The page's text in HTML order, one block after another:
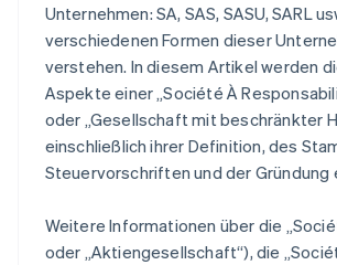
Unternehmen: SA, SAS, SASU, SARL
verschiedenen Formen dieser
verstehen. In diesem Artikel werden
Aspekte einer „Société À
oder „Gesellschaft mit beschränkter
einschließlich ihrer Definition, des
Steuervorschriften und der Gründung
Weitere Informationen über die
oder „Aktiengesellschaft“), die